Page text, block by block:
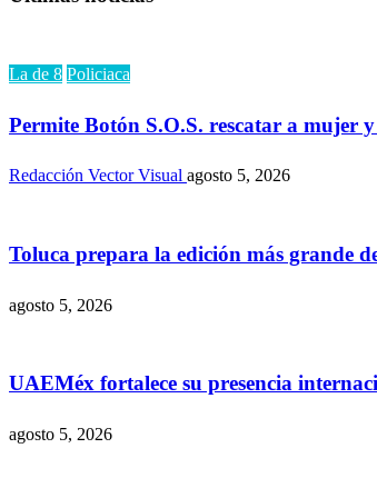
La de 8 Policiaca
Permite Botón S.O.S. rescatar a mujer
Redacción Vector Visual agosto 5, 2026
Toluca prepara la edición más grande
agosto 5, 2026
UAEMéx fortalece su presencia
agosto 5, 2026